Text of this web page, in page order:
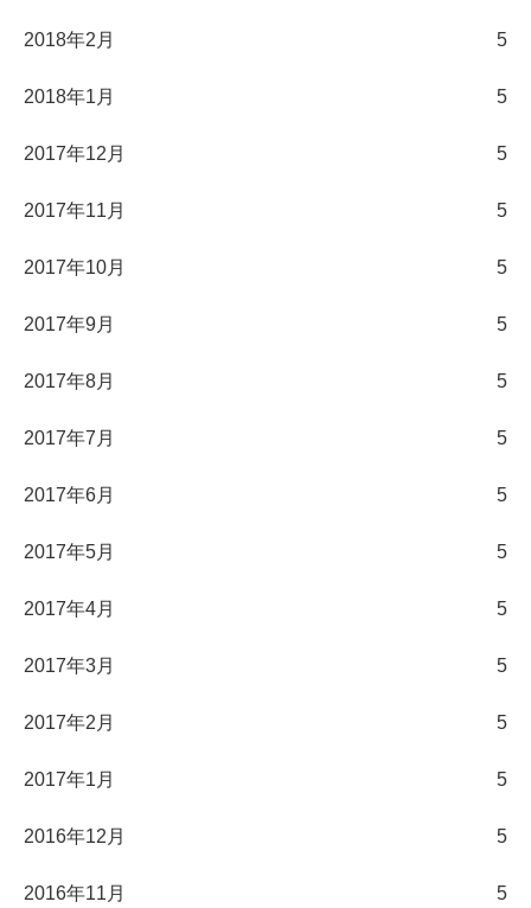
2018年2月 5
2018年1月 5
2017年12月 5
2017年11月 5
2017年10月 5
2017年9月 5
2017年8月 5
2017年7月 5
2017年6月 5
2017年5月 5
2017年4月 5
2017年3月 5
2017年2月 5
2017年1月 5
2016年12月 5
2016年11月 5